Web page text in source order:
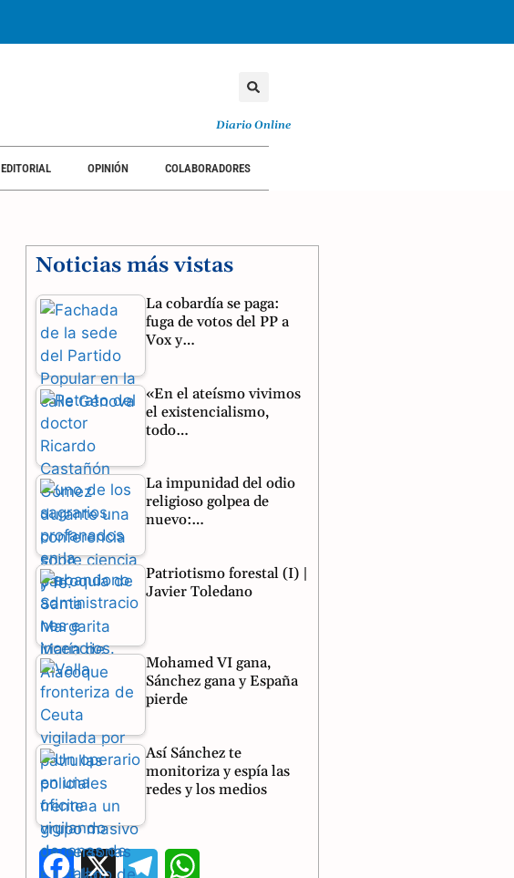
Diario Online
EDITORIAL OPINIÓN COLABORADORES
Noticias más vistas
La cobardía se paga:
fuga de votos del PP a
Vox y…
«En el ateísmo vivimos
el existencialismo,
todo…
La impunidad del odio
religioso golpea de
nuevo:…
Patriotismo forestal (I) |
Javier Toledano
Mohamed VI gana,
Sánchez gana y España
pierde
Así Sánchez te
monitoriza y espía las
redes y los medios
F
X